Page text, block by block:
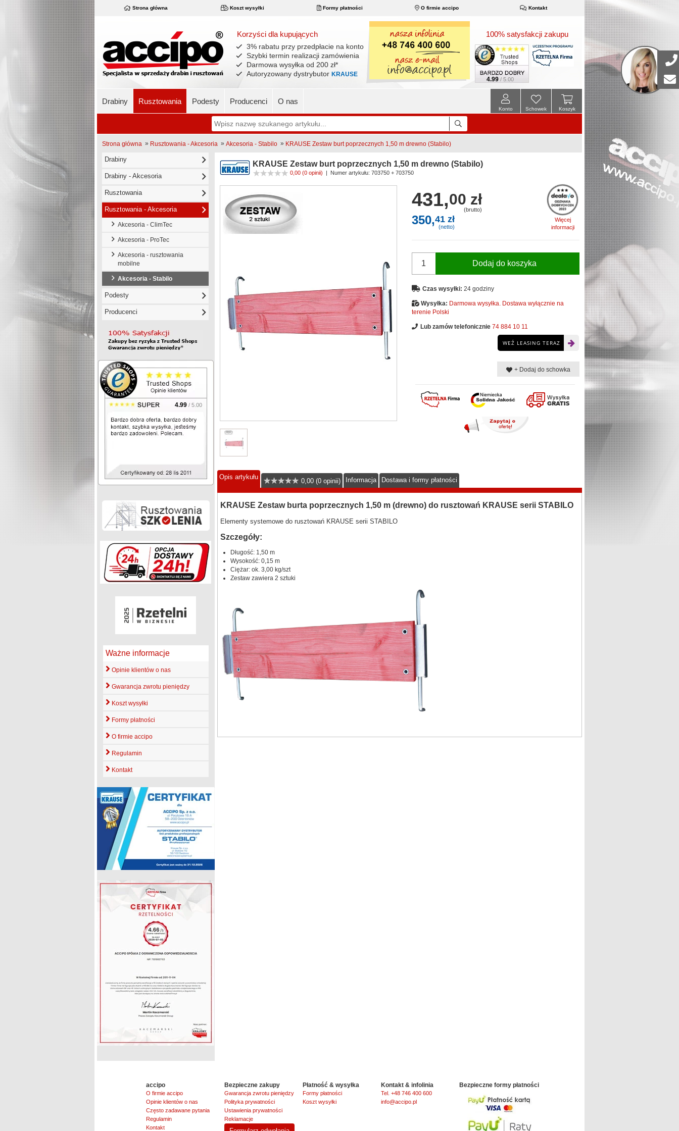
Strona główna Koszt wysyłki Formy płatności O firmie accipo Kontakt
Korzyści dla kupujących
3% rabatu przy przedpłacie na konto
Szybki termin realizacji zamówienia
Darmowa wysyłka od 200 zł*
Autoryzowany dystrybutor KRAUSE
100% satysfakcji zakupu
4.99 / 5.00
Drabiny Rusztowania Podesty Producenci O nas
Koszyk
Schowek
Konto
Strona główna » Rusztowania - Akcesoria » Akcesoria - Stabilo » KRAUSE Zestaw burt poprzecznych 1,50 m drewno (Stabilo)
Drabiny
Drabiny - Akcesoria
Rusztowania
Rusztowania - Akcesoria
Akcesoria - ClimTec
Akcesoria - ProTec
Akcesoria - rusztowania
mobilne
Akcesoria - Stabilo
Podesty
Producenci
4.99 / 5.00
Ważne informacje
Opinie klientów o nas
Gwarancja zwrotu pieniędzy
Koszt wysyłki
Formy płatności
O firmie accipo
Regulamin
Kontakt
KRAUSE Zestaw burt poprzecznych 1,50 m drewno (Stabilo)
0,00 (0 opinii) | Numer artykułu: 703750 + 703750
Więcej
informacji
431,00 zł
(brutto)
350,41 zł
(netto)
Dodaj do koszyka
Czas wysyłki: 24 godziny
Wysyłka: Darmowa wysyłka. Dostawa wyłącznie na
terenie Polski
Lub zamów telefonicznie 74 884 10 11
WEŹ LEASING TERAZ
+ Dodaj do schowka
Opis artykułu
0,00 (0 opinii) Informacja Dostawa i formy płatności
KRAUSE Zestaw burta poprzecznych 1,50 m (drewno) do rusztowań KRAUSE serii STABILO
Elementy systemowe do rusztowań KRAUSE serii STABILO
Szczegóły:
Długość: 1,50 m
Wysokość: 0,15 m
Ciężar: ok. 3,00 kg/szt
Zestaw zawiera 2 sztuki
accipo
O firmie accipo
Opinie klientów o nas
Często zadawane pytania
Regulamin
Kontakt
Bezpieczne zakupy
Gwarancja zwrotu pieniędzy
Polityka prywatności
Ustawienia prywatności
Reklamacje
Płatność & wysyłka
Formy płatności
Koszt wysyłki
Kontakt & infolinia
Tel. +48 746 400 600
info@accipo.pl
Bezpieczne formy płatności